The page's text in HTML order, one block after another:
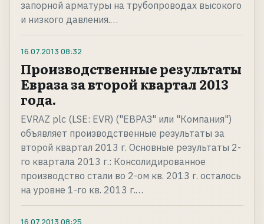
запорной арматуры на трубопроводах высокого
и низкого давления.…
16.07.2013 08:32
Производственные результаты
Евраза за второй квартал 2013
года.
EVRAZ plc (LSE: EVR) ("ЕВРАЗ" или "Компания")
объявляет производственные результаты за
второй квартал 2013 г. Основные результаты 2-
го квартала 2013 г.: Консолидированное
производство стали во 2-ом кв. 2013 г. осталось
на уровне 1-го кв. 2013 г.…
16.07.2013 08:25